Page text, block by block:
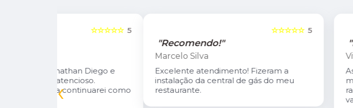
Excelente atendimento! Fizeram a
instalação da central de gás do meu
restaurante.
Assistente que veio
muito educado e
rapidez onde estava
vazamento e já
‹